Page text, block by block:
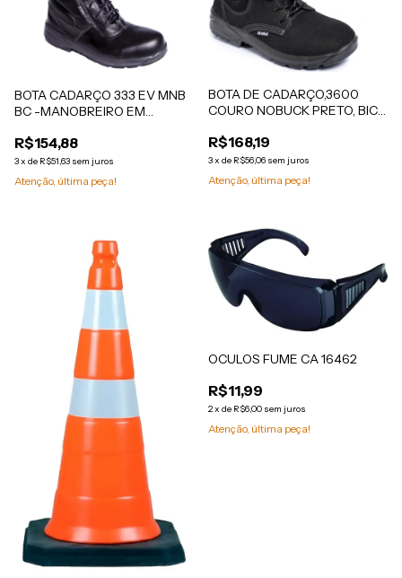
BOTA CADARÇO 333 EV MNB
BC -MANOBREIRO EM
SOLADO BIDENSIDADE
R$154,88
3x de R$51,63 sem juros
Atenção, última peça!
BOTA DE CADARÇO,3600
COURO NOBUCK PRETO, BICO
BIDENSIDADE
R$168,19
3x de R$56,06 sem juros
Atenção, última peça!
OCULOS FUME CA 16462
R$11,99
2x de R$6,00 sem juros
Atenção, última peça!